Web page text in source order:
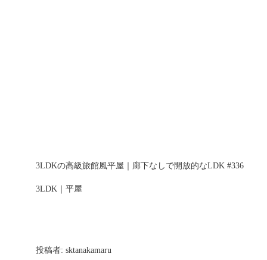
3LDKの高級旅館風平屋｜廊下なしで開放的なLDK #336
3LDK｜平屋
投稿者: sktanakamaru